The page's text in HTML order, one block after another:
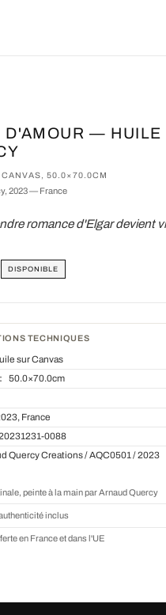
D'AMOUR — HUILE
50.0×70.0CM
2023 — France
romance d'Elgar devient
DISPONIBLE
TECHNIQUES
sur Canvas
50.0×70.0cm
France
0088
Quercy Creations / AQC0501 / 2023
peinte à la main par Arnaud Quercy
inclus
en France et dans l'UE